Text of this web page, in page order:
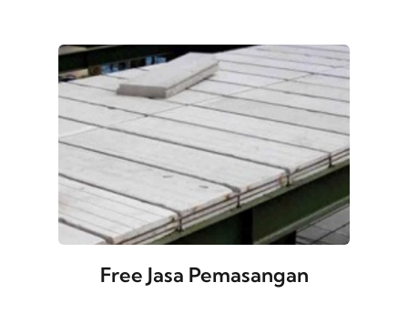
Free Jasa Pemasangan